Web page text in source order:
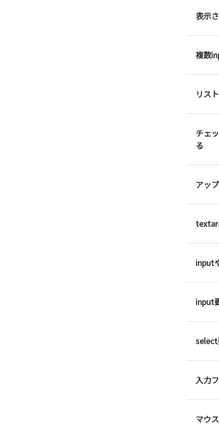
表示
複数
リス
チェ
る
アッ
input
input
select
入力
マウ